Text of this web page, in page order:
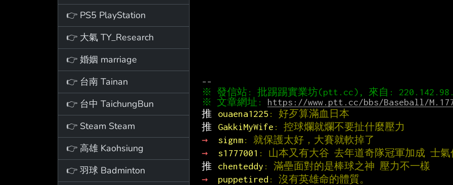
👉 PS5 PlayStation
👉 大氣 TY_Research
👉 婚姻 marriage
👉 台南 Tainan
👉 台中 TaichungBun
👉 Steam Steam
👉 高雄 Kaohsiung
👉 羽球 Badminton
※ 文章網址: https://www.ptt.cc/bbs/Baseball/
推
ouaena1225 : 好歹算滿血日本
推
GakkiMyWife : 控球爛就爛不要扯什麼壓力
→
signm: 就保護太好，大賽就軟掉了
→
s1777001 : 山本又有大谷 去年道奇隊冠軍加成 士氣
推
chenteddy : 滿壘面對的是棒球之神 壓力不一樣
→
puppetired : 沒有英雄命的體質。